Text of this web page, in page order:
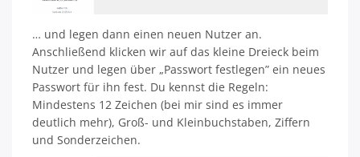
… und legen dann einen neuen Nutzer an.
Anschließend klicken wir auf das kleine Dreieck beim
Nutzer und legen über „Passwort festlegen” ein neues
Passwort für ihn fest. Du kennst die Regeln:
Mindestens 12 Zeichen (bei mir sind es immer
deutlich mehr), Groß- und Kleinbuchstaben, Ziffern
und Sonderzeichen.